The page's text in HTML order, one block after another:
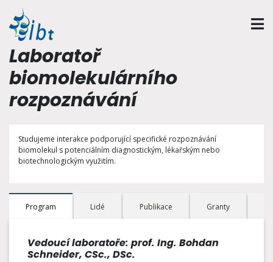
Laboratoř
biomolekulárního
rozpoznávání
Studujeme interakce podporující specifické rozpoznávání
biomolekul s potenciálním diagnostickým, lékařským nebo
biotechnologickým využitím.
Program Lidé Publikace Granty
Vedoucí laboratoře: prof. Ing. Bohdan
Schneider, CSc., DSc.